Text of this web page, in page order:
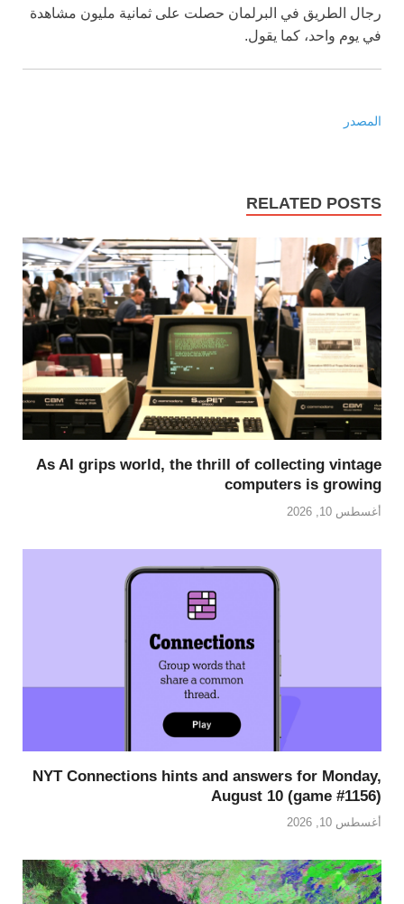
رجال الطريق في البرلمان حصلت على ثمانية مليون مشاهدة
في يوم واحد، كما يقول.
المصدر
RELATED POSTS
As AI grips world, the thrill of collecting vintage
computers is growing
أغسطس 10, 2026
NYT Connections hints and answers for Monday,
August 10 (game #1156)
أغسطس 10, 2026